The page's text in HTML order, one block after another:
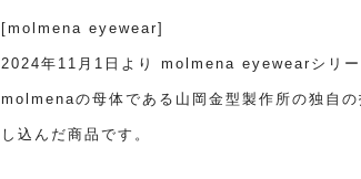
[molmena eyewear]
2024年11月1日より molmena eyewearシリー
molmenaの母体である山岡金型製作所の独自
し込んだ商品です。